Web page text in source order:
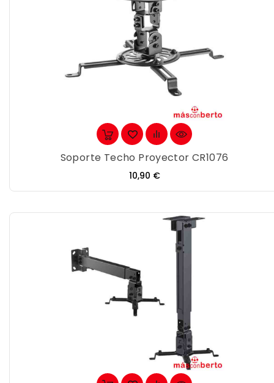
Soporte Techo Proyector CR1076
Precio
10,90 €